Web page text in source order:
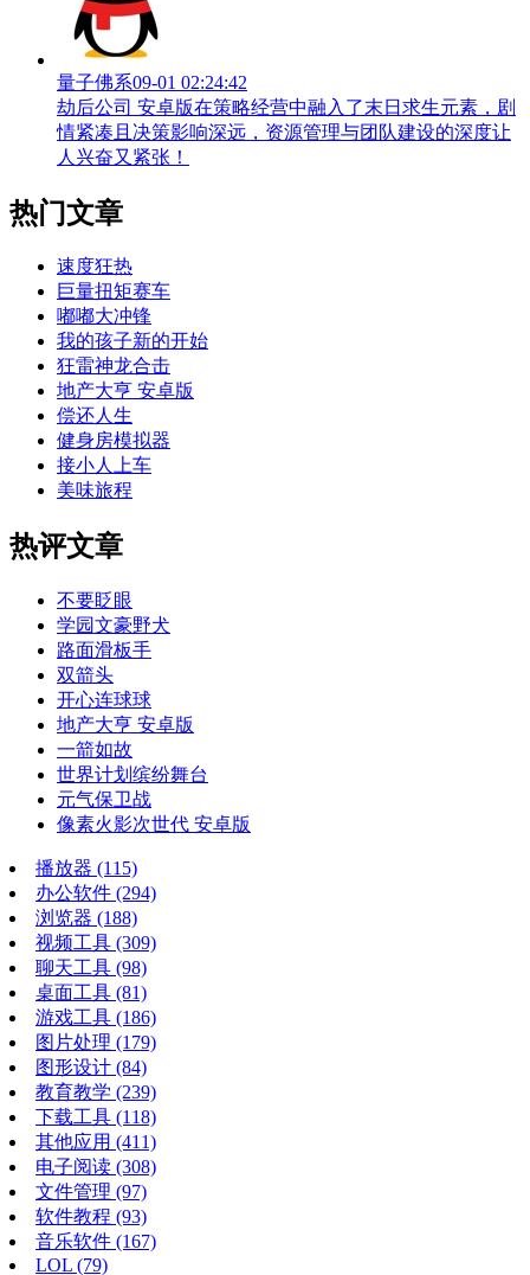
量子佛系09-01 02:24:42
劫后公司 安卓版在策略经营中融入了末日求生元素，剧
情紧凑且决策影响深远，资源管理与团队建设的深度让
人兴奋又紧张！
热门文章
速度狂热
巨量扭矩赛车
嘟嘟大冲锋
我的孩子新的开始
狂雷神龙合击
地产大亨 安卓版
偿还人生
健身房模拟器
接小人上车
美味旅程
热评文章
不要眨眼
学园文豪野犬
路面滑板手
双箭头
开心连球球
地产大亨 安卓版
一箭如故
世界计划缤纷舞台
元气保卫战
像素火影次世代 安卓版
播放器 (115)
办公软件 (294)
浏览器 (188)
视频工具 (309)
聊天工具 (98)
桌面工具 (81)
游戏工具 (186)
图片处理 (179)
图形设计 (84)
教育教学 (239)
下载工具 (118)
其他应用 (411)
电子阅读 (308)
文件管理 (97)
软件教程 (93)
音乐软件 (167)
LOL (79)